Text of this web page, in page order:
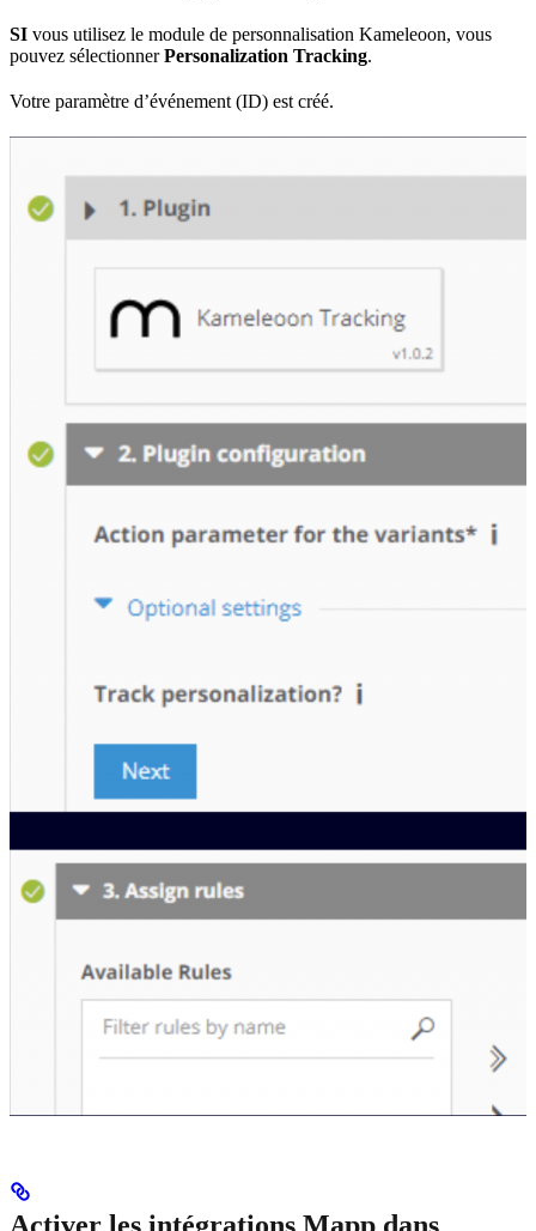
SI vous utilisez le module de personnalisation Kameleoon, vous
pouvez sélectionnerPersonalization Tracking.
Votre paramètre d’événement (ID) est créé.
Activer les intégrations Mapp dans